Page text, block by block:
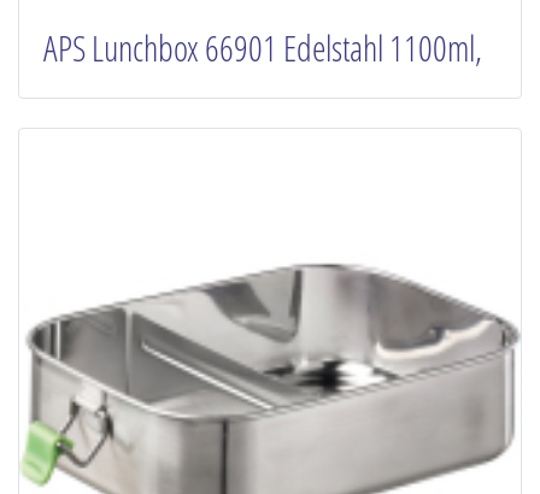
APS Lunchbox 66901 Edelstahl 1100ml,